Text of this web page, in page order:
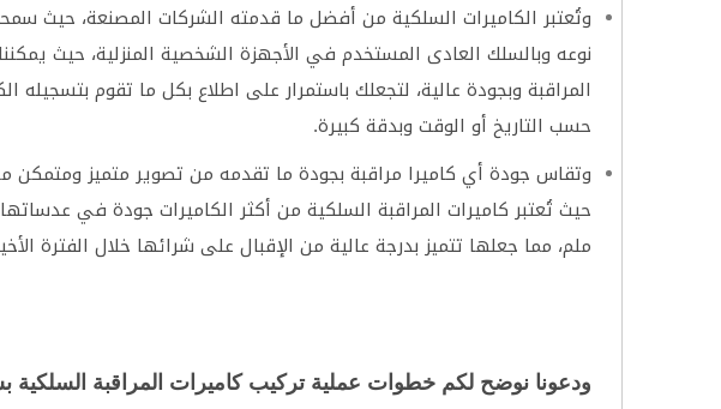
وتُعتبر الكاميرات السلكية من أفضل ما قدمته الشركات المصنعة، حيث
نوعه وبالسلك العادى المستخدم في الأجهزة الشخصية المنزلية، حيث
المراقبة وبجودة عالية، لتجعلك باستمرار على اطلاع بكل ما تقوم
حسب التاريخ أو الوقت وبدقة كبيرة.
وتقاس جودة أي كاميرا مراقبة بجودة ما تقدمه من تصوير متميز
ملم، مما جعلها تتميز بدرجة عالية من الإقبال على شرائها خلال الفترة
ودعونا نوضح لكم خطوات عملية تركيب كاميرات المراقبة